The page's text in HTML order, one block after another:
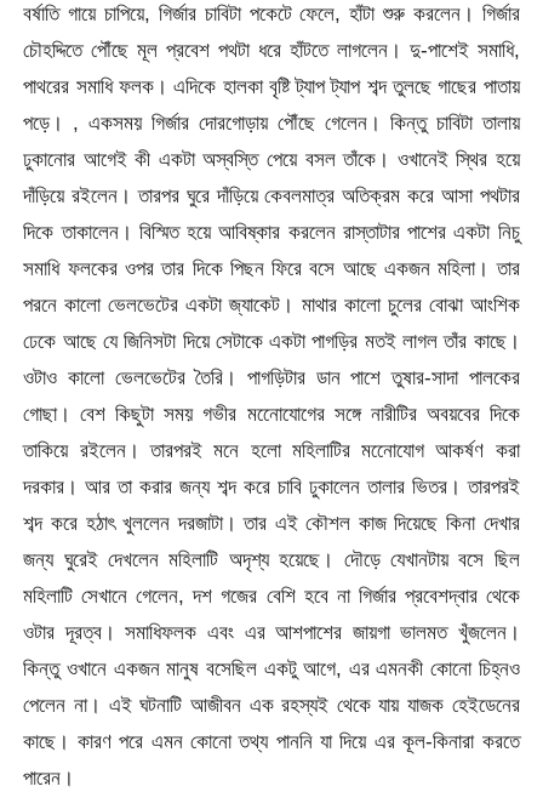
বর্ষাতি গায়ে চাপিয়ে, গির্জার চাবিটা পকেটে ফেলে, হাঁটা শুরু করলেন। গির্জার
চৌহদ্দিতে পৌঁছে মূল প্রবেশ পথটা ধরে হাঁটতে লাগলেন। দু-পাশেই সমাধি,
পাথরের সমাধি ফলক। এদিকে হালকা বৃষ্টি ট্যাপ ট্যাপ শব্দ তুলছে গাছের পাতায়
পড়ে। , একসময় গির্জার দোরগোড়ায় পৌঁছে গেলেন। কিন্তু চাবিটা তালায়
ঢুকানোর আগেই কী একটা অস্বস্তি পেয়ে বসল তাঁকে। ওখানেই স্থির হয়ে
দাঁড়িয়ে রইলেন। তারপর ঘুরে দাঁড়িয়ে কেবলমাত্র অতিক্রম করে আসা পথটার
দিকে তাকালেন। বিস্মিত হয়ে আবিষ্কার করলেন রাস্তাটার পাশের একটা নিচু
সমাধি ফলকের ওপর তার দিকে পিছন ফিরে বসে আছে একজন মহিলা। তার
পরনে কালো ভেলভেটের একটা জ্যাকেট। মাথার কালো চুলের বোঝা আংশিক
ঢেকে আছে যে জিনিসটা দিয়ে সেটাকে একটা পাগড়ির মতই লাগল তাঁর কাছে।
ওটাও কালো ভেলভেটের তৈরি। পাগড়িটার ডান পাশে তুষার-সাদা পালকের
গোছা। বেশ কিছুটা সময় গভীর মনোেযোগের সঙ্গে নারীটির অবয়বের দিকে
তাকিয়ে রইলেন। তারপরই মনে হলো মহিলাটির মনোেযোগ আকর্ষণ করা
দরকার। আর তা করার জন্য শব্দ করে চাবি ঢুকালেন তালার ভিতর। তারপরই
শব্দ করে হঠাৎ খুললেন দরজাটা। তার এই কৌশল কাজ দিয়েছে কিনা দেখার
জন্য ঘুরেই দেখলেন মহিলাটি অদৃশ্য হয়েছে। দৌড়ে যেখানটায় বসে ছিল
মহিলাটি সেখানে গেলেন, দশ গজের বেশি হবে না গির্জার প্রবেশদ্বার থেকে
ওটার দূরত্ব। সমাধিফলক এবং এর আশপাশের জায়গা ভালমত খুঁজলেন।
কিন্তু ওখানে একজন মানুষ বসেছিল একটু আগে, এর এমনকী কোনো চিহ্নও
পেলেন না। এই ঘটনাটি আজীবন এক রহস্যই থেকে যায় যাজক হেইডেনের
কাছে। কারণ পরে এমন কোনো তথ্য পাননি যা দিয়ে এর কূল-কিনারা করতে
পারেন।